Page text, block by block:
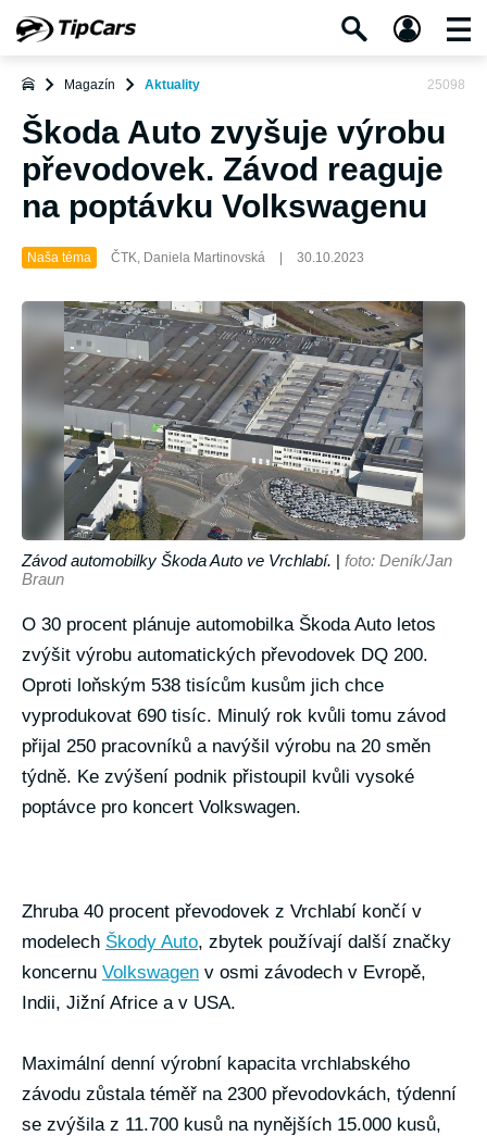
Magazín Aktuality 25098
Škoda Auto zvyšuje výrobu
převodovek. Závod reaguje
na poptávku Volkswagenu
Naša téma ČTK, Daniela Martinovská 30.10.2023
Závod automobilky Škoda Auto ve Vrchlabí. | foto: Deník/Jan
Braun
O 30 procent plánuje automobilka Škoda Auto letos
zvýšit výrobu automatických převodovek DQ 200.
Oproti loňským 538 tisícům kusům jich chce
vyprodukovat 690 tisíc. Minulý rok kvůli tomu závod
přijal 250 pracovníků a navýšil výrobu na 20 směn
týdně. Ke zvýšení podnik přistoupil kvůli vysoké
poptávce pro koncert Volkswagen.
Zhruba 40 procent převodovek z Vrchlabí končí v
modelech Škody Auto, zbytek používají další značky
koncernu Volkswagen v osmi závodech v Evropě,
Indii, Jižní Africe a v USA.
Maximální denní výrobní kapacita vrchlabského
závodu zůstala téměř na 2300 převodovkách, týdenní
se zvýšila z 11.700 kusů na nynějších 15.000 kusů,